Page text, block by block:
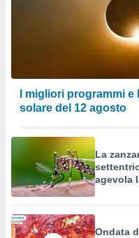
I migliori programmi
solare del 12 agosto
La
agevola
Ondata